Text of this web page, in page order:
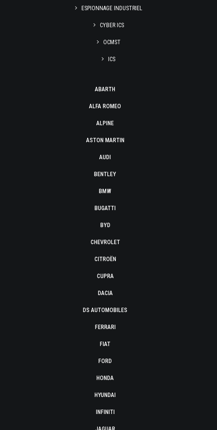
ESPIONNAGE INDUSTRIEL
CYBER ICS
OCMST
ICS
ABARTH
ALFA ROMEO
ALPINE
ASTON MARTIN
AUDI
BENTLEY
BMW
BUGATTI
BYD
CHEVROLET
CITROËN
CUPRA
DACIA
DS AUTOMOBILES
FERRARI
FIAT
FORD
HONDA
HYUNDAI
INFINITI